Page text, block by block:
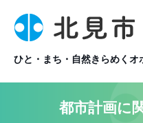
ひと・まち・自然きらめくオ
都市計画に